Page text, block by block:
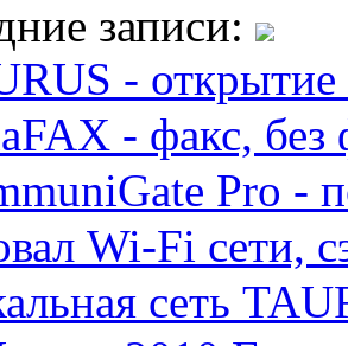
записи:
- открытие
- факс, без
Pro -
Wi-Fi сети,
сеть